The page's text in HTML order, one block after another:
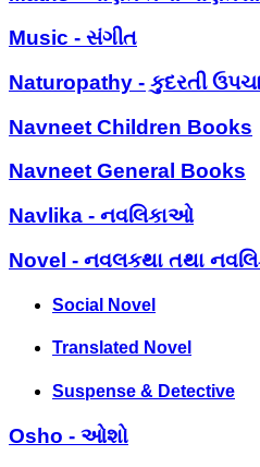
Music - સંગીત
Naturopathy - કુદરતી
Navneet Children Books
Navneet General Books
Navlika - નવલિકાઓ
Novel - નવલકથા તથા
Social Novel
Translated Novel
Suspense & Detective
Osho - ઓશો